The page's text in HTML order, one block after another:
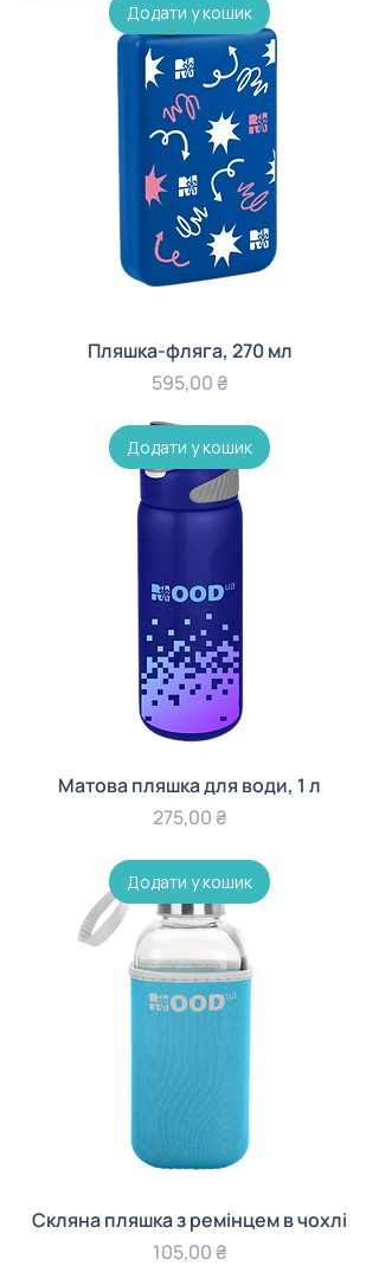
Додати у кошик
Пляшка-фляга, 270 мл
Ціна
595,00 ₴
Додати у кошик
Матова пляшка для води, 1 л
Ціна
275,00 ₴
Додати у кошик
Скляна пляшка з ремінцем в чохлі
Ціна
105,00 ₴